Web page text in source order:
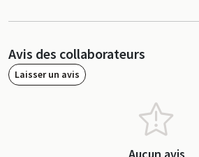
Avis des collaborateurs
Laisser un avis